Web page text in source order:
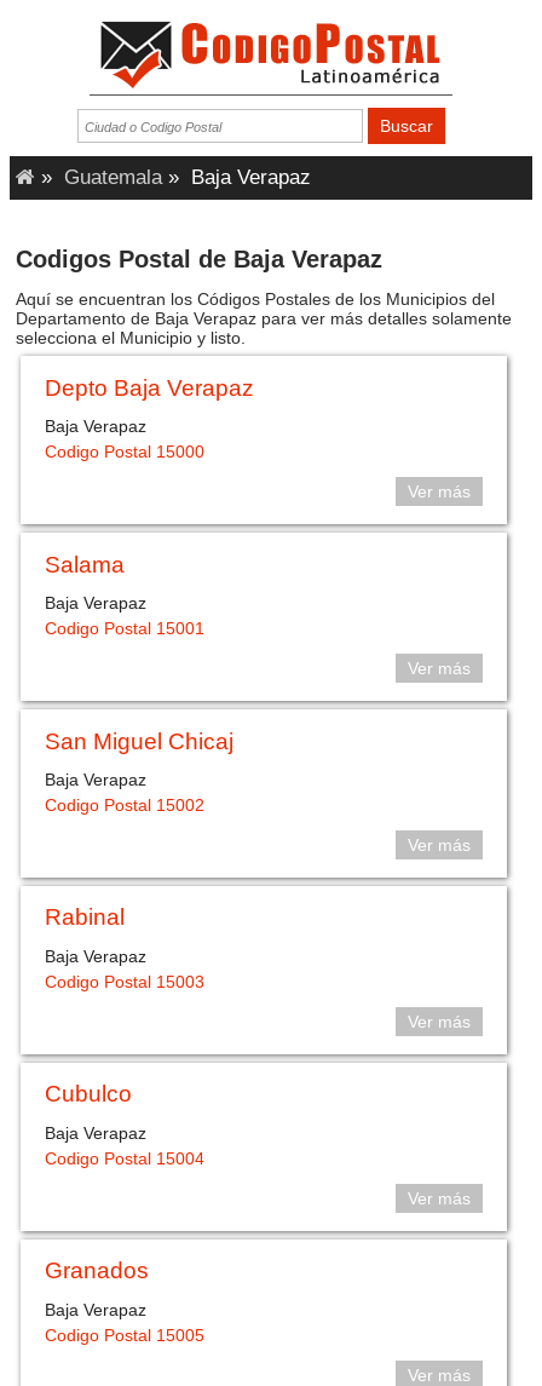
» Guatemala » Baja Verapaz
Codigos Postal de Baja Verapaz
Aquí se encuentran los Códigos Postales de los Municipios del
Departamento de Baja Verapaz para ver más detalles solamente
selecciona el Municipio y listo.
Depto Baja Verapaz
Baja Verapaz
Codigo Postal 15000
Ver más
Salama
Baja Verapaz
Codigo Postal 15001
Ver más
San Miguel Chicaj
Baja Verapaz
Codigo Postal 15002
Ver más
Rabinal
Baja Verapaz
Codigo Postal 15003
Ver más
Cubulco
Baja Verapaz
Codigo Postal 15004
Ver más
Granados
Baja Verapaz
Codigo Postal 15005
Ver más